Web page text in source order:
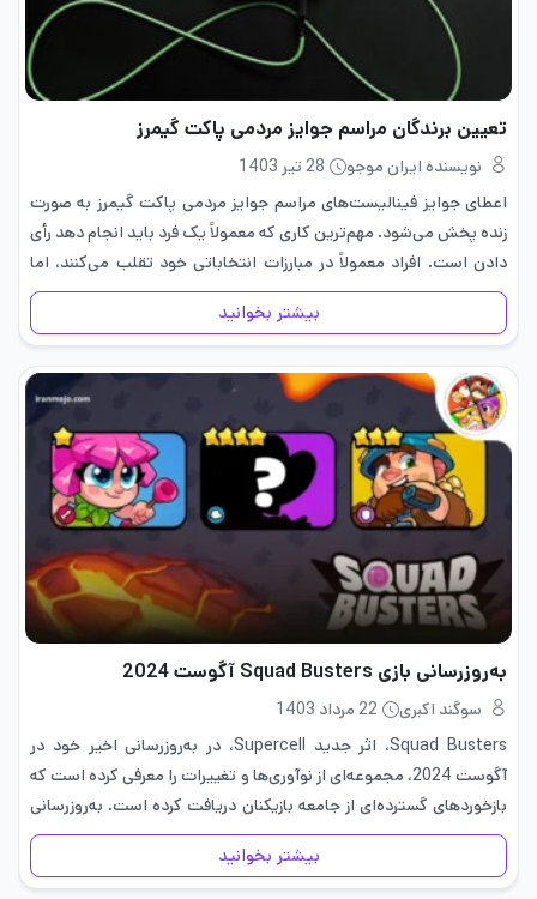
تعیین برندگان مراسم جوایز مردمی پاکت گیمرز
نویسنده ایران موجو
28 تیر 1403
اعطای جوایز فینالیست‌های مراسم جوایز مردمی پاکت گیمرز به صورت
زنده پخش می‌شود. مهم‌ترین کاری که معمولاً یک فرد باید انجام دهد رأی
دادن است. افراد معمولاً در مبارزات انتخاباتی خود تقلب می‌کنند، اما
مهم این است که آن‌ها به…
بیشتر بخوانید
به‌روزرسانی بازی Squad Busters آگوست 2024
سوگند اکبری
22 مرداد 1403
Squad Busters، اثر جدید Supercell، در به‌روزرسانی اخیر خود در
آگوست 2024، مجموعه‌ای از نوآوری‌ها و تغییرات را معرفی کرده است که
بازخوردهای گسترده‌ای از جامعه بازیکنان دریافت کرده است. به‌روزرسانی
بازی Squad Busters آگوست 2024 شامل افزوده‌ها و حذفیات…
بیشتر بخوانید